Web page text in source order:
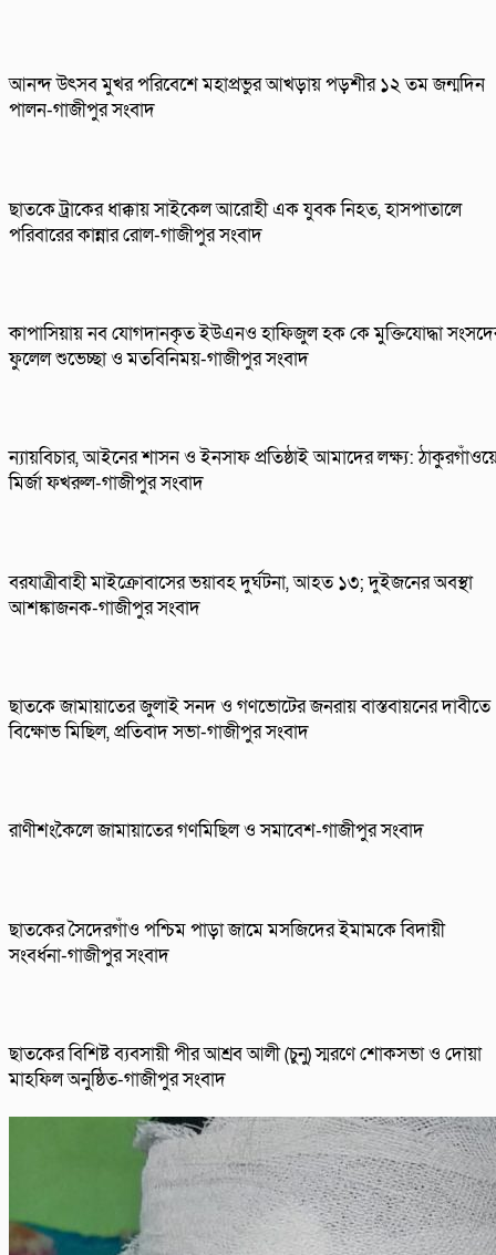
আনন্দ উৎসব মুখর পরিবেশে মহাপ্রভুর আখড়ায় পড়শীর ১২ তম জন্মদিন
পালন-গাজীপুর সংবাদ
ছাতকে ট্রাকের ধাক্কায় সাইকেল আরোহী এক যুবক নিহত, হাসপাতালে
পরিবারের কান্নার রোল-গাজীপুর সংবাদ
কাপাসিয়ায় নব যোগদানকৃত ইউএনও হাফিজুল হক কে মুক্তিযোদ্ধা
ফুলেল শুভেচ্ছা ও মতবিনিময়-গাজীপুর সংবাদ
ন্যায়বিচার, আইনের শাসন ও ইনসাফ প্রতিষ্ঠাই আমাদের লক্ষ্য:
মির্জা ফখরুল-গাজীপুর সংবাদ
বরযাত্রীবাহী মাইক্রোবাসের ভয়াবহ দুর্ঘটনা, আহত ১৩; দুইজনের অবস্থা
আশঙ্কাজনক-গাজীপুর সংবাদ
ছাতকে জামায়াতের জুলাই সনদ ও গণভোটের জনরায় বাস্তবায়নের দাবীতে
বিক্ষোভ মিছিল, প্রতিবাদ সভা-গাজীপুর সংবাদ
রাণীশংকৈলে জামায়াতের গণমিছিল ও সমাবেশ-গাজীপুর সংবাদ
ছাতকের সৈদেরগাঁও পশ্চিম পাড়া জামে মসজিদের ইমামকে বিদায়ী
সংবর্ধনা-গাজীপুর সংবাদ
ছাতকের বিশিষ্ট ব্যবসায়ী পীর আশ্রব আলী (চুনু) স্মরণে শোকসভা ও দোয়া
মাহফিল অনুষ্ঠিত-গাজীপুর সংবাদ